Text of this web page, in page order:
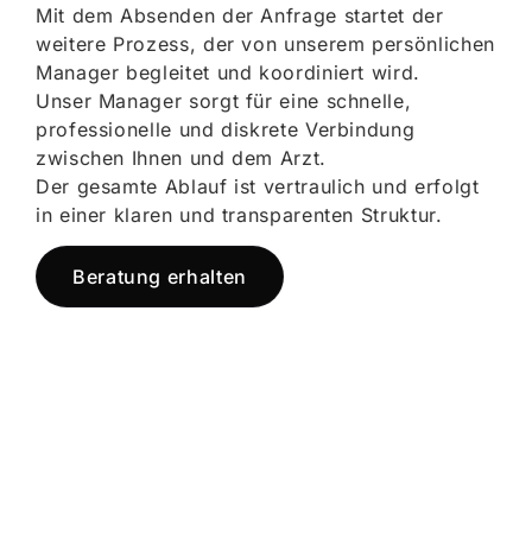
Mit dem Absenden der Anfrage startet der
weitere Prozess, der von unserem persönlichen
Manager begleitet und koordiniert wird.
Unser Manager sorgt für eine schnelle,
professionelle und diskrete Verbindung
zwischen Ihnen und dem Arzt.
Der gesamte Ablauf ist vertraulich und erfolgt
in einer klaren und transparenten Struktur.
Beratung erhalten